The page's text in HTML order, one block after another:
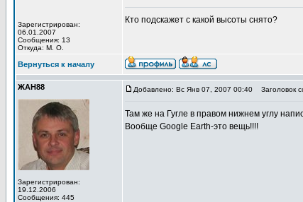
Зарегистрирован:
06.01.2007
Сообщения: 13
Откуда: М. О.
Кто подскажет с какой высоты снято?
Вернуться к началу
ЖАН88
Зарегистрирован:
19.12.2006
Сообщения: 445
Добавлено: Вс Янв 07, 2007 00:40 Заголовок
Там же на Гугле в правом нижнем углу
Вообще Google Earth-это вещь!!!!